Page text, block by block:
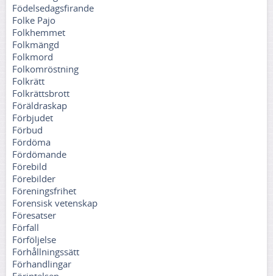
Födelsedagsfirande
Folke Pajo
Folkhemmet
Folkmängd
Folkmord
Folkomröstning
Folkrätt
Folkrättsbrott
Föräldraskap
Förbjudet
Förbud
Fördöma
Fördömande
Förebild
Förebilder
Föreningsfrihet
Forensisk vetenskap
Föresatser
Förfall
Förföljelse
Förhållningssätt
Förhandlingar